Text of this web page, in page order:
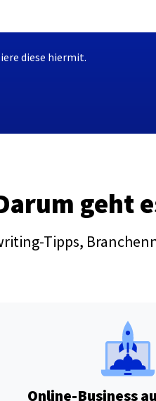
diese hiermit.
geht
Tipps,
Online-Business